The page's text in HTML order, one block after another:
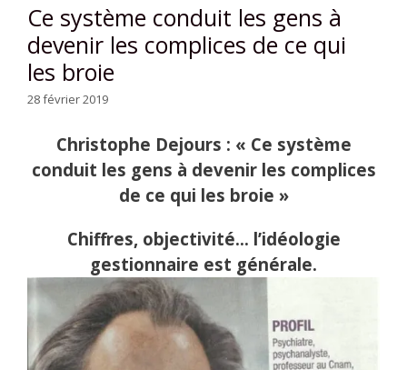
Ce système conduit les gens à
devenir les complices de ce qui
les broie
28 février 2019
Christophe Dejours : « Ce système
conduit les gens à devenir les complices
de ce qui les broie »
Chiffres, objectivité… l’idéologie
gestionnaire est générale.